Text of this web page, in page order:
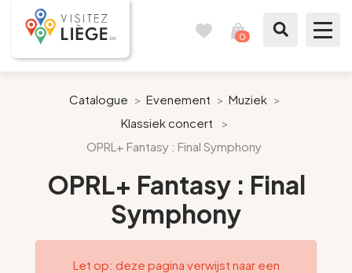
0
Bereid mijn verblijf voor
Pays de Liège
Catalogue > Evenement > Muziek >
Klassiek concert
>
OPRL+ Fantasy : Final Symphony
OPRL+ Fantasy : Final
Symphony
Let op: deze pagina verwijst naar een